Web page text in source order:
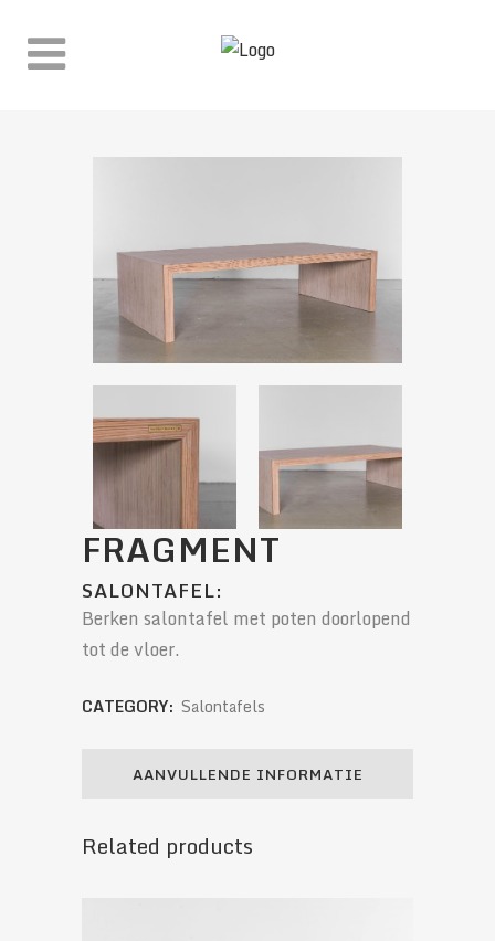
FRAGMENT
SALONTAFEL:
Berken salontafel met poten doorlopend
tot de vloer.
CATEGORY: Salontafels
AANVULLENDE INFORMATIE
Related products